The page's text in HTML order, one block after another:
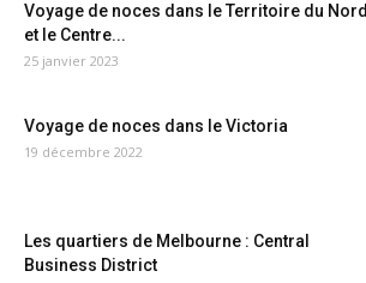
Voyage de noces dans le Territoire du Nord
et le Centre...
25 janvier 2023
Voyage de noces dans le Victoria
19 décembre 2022
Les quartiers de Melbourne : Central
Business District